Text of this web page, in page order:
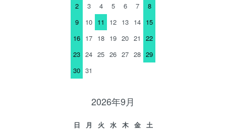
2
3 4 5 6 7
8
9
10 11 12 13 14 15
16 17 18 19 20 21
22
23 24 25 26 27 28 29
30 31
2026年9月
日 月 火 水 木 金
土